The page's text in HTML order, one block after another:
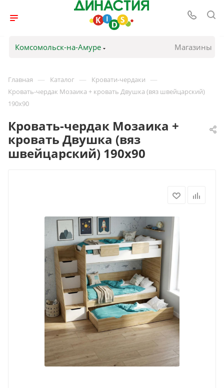
Комсомольск-на-Амуре Магазины
Главная — Каталог — Кровати-чердаки —
Кровать-чердак Мозаика + кровать Двушка (вяз швейцарский)
190х90
Кровать-чердак Мозаика +
кровать Двушка (вяз
швейцарский) 190х90